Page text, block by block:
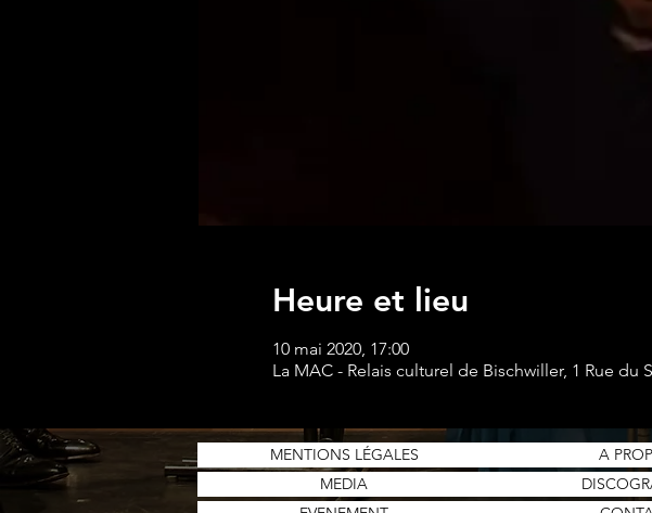
Heure et lieu
10 mai 2020, 17:00
La MAC - Relais culturel de Bischwiller, 1 Rue du
MENTIONS LÉGALES
A
MEDIA